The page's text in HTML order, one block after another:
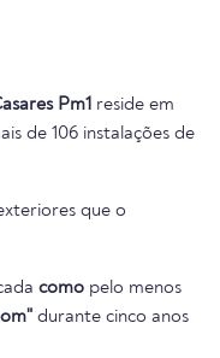
Manantial Hedionda Casares Pm1 reside em
de 106 instalações de
que o
como pelo menos
durante cinco anos